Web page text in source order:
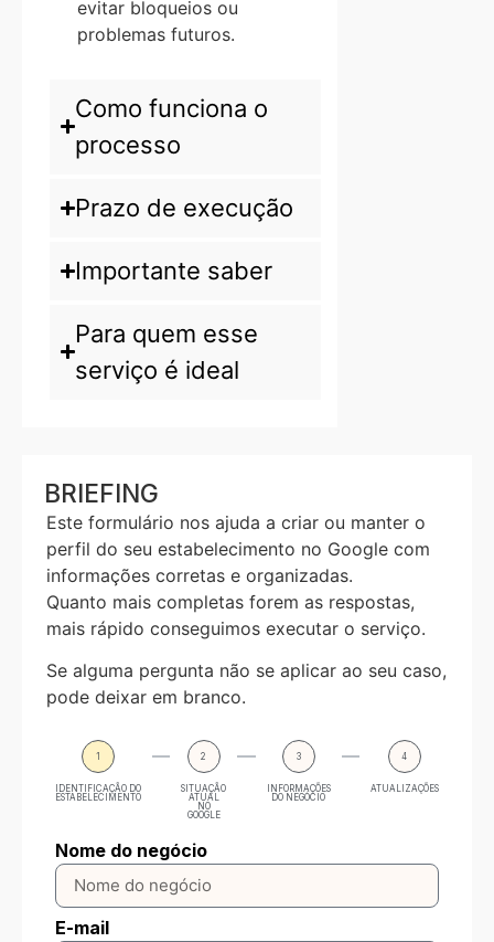
evitar bloqueios ou
problemas futuros.
Como funciona o
processo
Prazo de execução
Importante saber
Para quem esse
serviço é ideal
BRIEFING
Este formulário nos ajuda a criar ou manter o
perfil do seu estabelecimento no Google com
informações corretas e organizadas.
Quanto mais completas forem as respostas,
mais rápido conseguimos executar o serviço.
Se alguma pergunta não se aplicar ao seu caso,
pode deixar em branco.
1
IDENTIFICAÇÃO DO
ESTABELECIMENTO
2
SITUAÇÃO
ATUAL
NO
GOOGLE
3
INFORMAÇÕES
DO NEGÓCIO
4
ATUALIZAÇÕES
Nome do negócio
E-mail